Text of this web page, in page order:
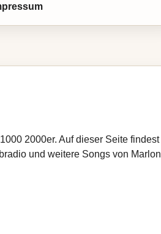
2000er. Auf dieser Seite findest
und weitere Songs von Marlon